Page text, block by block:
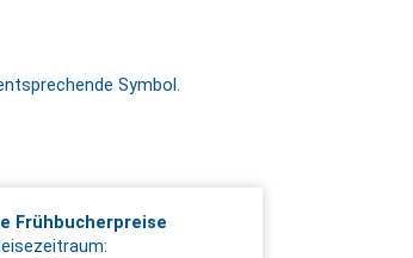
Symbol.
Frühbucherpreise